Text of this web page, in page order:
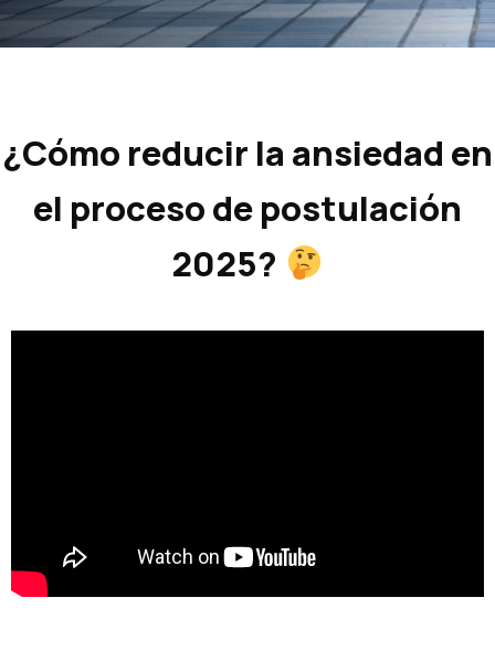
¿Cómo reducir la ansiedad en
el proceso de postulación
2025?